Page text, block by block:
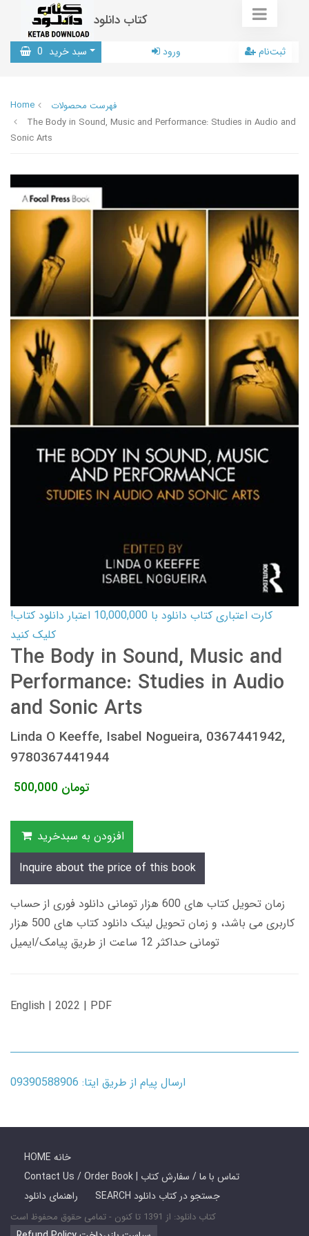
کتاب دانلود
سبد خرید 0 ورود ثبت‌نام
Home
فهرست محصولات
The Body in Sound, Music and Performance: Studies in Audio and
Sonic Arts
کارت اعتباری کتاب دانلود با 10,000,000 اعتبار دانلود کتاب!
کلیک کنید
The Body in Sound, Music and
Performance: Studies in Audio
and Sonic Arts
Linda O Keeffe, Isabel Nogueira, 0367441942,
9780367441944
500,000 تومان
افزودن به سبدخرید
Inquire about the price of this book
زمان تحویل کتاب های 600 هزار تومانی دانلود فوری از حساب
کاربری می باشد، و زمان تحویل لینک دانلود کتاب های 500 هزار
تومانی حداکثر 12 ساعت از طریق پیامک/ایمیل
English | 2022 | PDF
ارسال پیام از طریق ایتا: 09390588906
HOME خانه
Contact Us / Order Book | تماس با ما / سفارش کتاب
راهنمای دانلود
SEARCH جستجو در کتاب دانلود
کتاب دانلود: از 1391 تا کنون - تمامی حقوق محفوظ است